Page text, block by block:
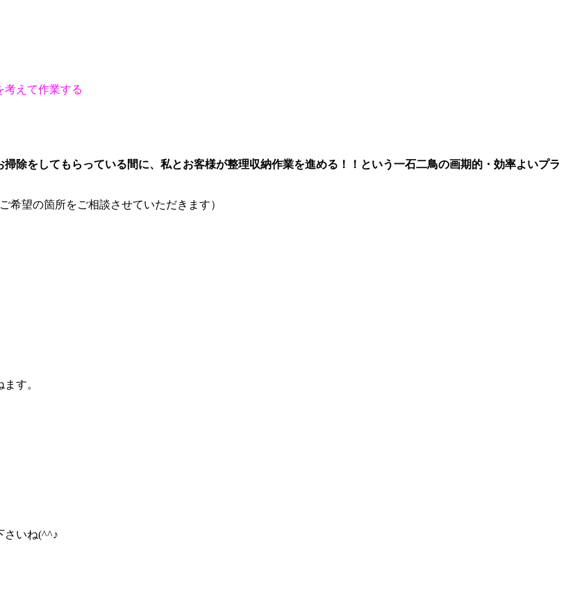
考えて作業する
除をしてもらっている間に、私とお客様が整理収納作業を進める！！という一石二鳥の画期的・効率よいプラ
希望の箇所をご相談させていただきます）
す。
さいね(^^♪